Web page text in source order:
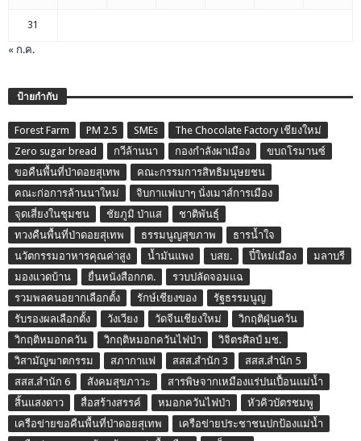
31
« ก.ค.
ป้ายกำกับ
Forest Farm PM 2.5 SMEs
The Chocolate Factory เชียงใหม่
Zero sugar bread
กวีล้านนา กองกำลังผาเมือง
ขบถโรมานซ์
ขอคืนพื้นที่ป่าดอยสุเทพ
คณะกรรมการสิทธิมนุษยชน
คณะก่อการล้านนาใหม่
จิบกาแฟเบาๆ นั่งเมาส์การเมือง
จุดเสี่ยงในชุมชน
ชัยภูมิ ป่าแส
ชาติพันธุ์
ทวงคืนพื้นที่ป่าดอยสุเทพ
ธรรมนูญสุขภาพ
ธารน้ำใจ
นวัตกรรมอาหารคุณค่าสูง
น้ำมันแพง บสย. ปี๋ใหม่เมือง
มลาบรี
มองแวดบ้าน
ยื่นหนังสือกกต.
รวบปลัดจอมแฉ
รวมพลคนอยากเลือกตั้ง
รักษ์เชียงของ
รัฐธรรมนูญ
รับรองผลเลือกตั้ง
วังเวียง วัดจีนเชียงใหม่
วิกฤติฝุ่นควัน
วิกฤติหมอกควัน
วิกฤติหมอกควันไฟป่า
วิจิตรศิลป์ มช.
วิสามัญฆาตกรรม
สภากาแฟ สสส.สำนัก 3
สสส.สำนัก 5
สสส.สำนัก 6
สังคมสุขภาวะ
สารพิษจากเหมืองแร่ปนเปื้อนแม่น้ำ
สิ้นแสงดาว
สื่อสร้างสรรค์ หมอกควันไฟป่า
หัวคิวบัตรชมพู
เครือข่ายขอคืนพื้นที่ป่าดอยสุเทพ
เครือข่ายประชาชนปกป้องแม่น้ำ